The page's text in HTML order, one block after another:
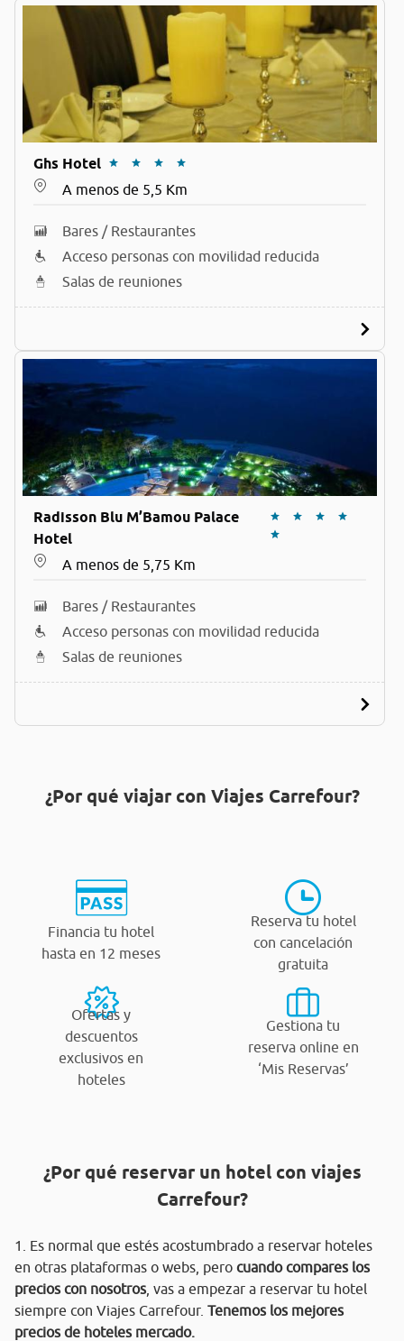
Ghs Hotel
A menos de 5,5 Km
Bares / Restaurantes
Acceso personas con movilidad reducida
Salas de reuniones
Radisson Blu M’Bamou Palace
Hotel
A menos de 5,75 Km
Bares / Restaurantes
Acceso personas con movilidad reducida
Salas de reuniones
¿Por qué viajar con Viajes Carrefour?
Financia tu hotel
hasta en 12 meses
Reserva tu hotel
con cancelación
gratuita
Ofertas y
descuentos
exclusivos en
hoteles
Gestiona tu
reserva online en
‘Mis Reservas’
¿Por qué reservar un hotel con viajes
Carrefour?
1. Es normal que estés acostumbrado a reservar hoteles
en otras plataformas o webs, pero cuando compares los
precios con nosotros, vas a empezar a reservar tu hotel
siempre con Viajes Carrefour. Tenemos los mejores
precios de hoteles mercado.